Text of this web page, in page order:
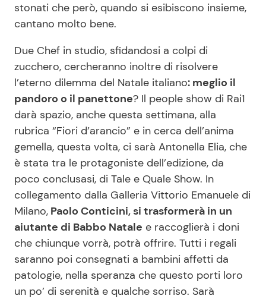
stonati che però, quando si esibiscono insieme,
cantano molto bene.
Due Chef in studio, sfidandosi a colpi di
zucchero, cercheranno inoltre di risolvere
l’eterno dilemma del Natale italiano: meglio il
pandoro o il panettone? Il people show di Rai1
darà spazio, anche questa settimana, alla
rubrica “Fiori d’arancio” e in cerca dell’anima
gemella, questa volta, ci sarà Antonella Elia, che
è stata tra le protagoniste dell’edizione, da
poco conclusasi, di Tale e Quale Show. In
collegamento dalla Galleria Vittorio Emanuele di
Milano, Paolo Conticini, si trasformerà in un
aiutante di Babbo Natale e raccoglierà i doni
che chiunque vorrà, potrà offrire. Tutti i regali
saranno poi consegnati a bambini affetti da
patologie, nella speranza che questo porti loro
un po’ di serenità e qualche sorriso. Sarà